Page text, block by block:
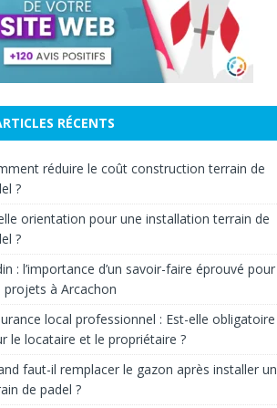
RÉCENTS
réduire le coût construction terrain de
?
orientation pour une installation terrain de
?
: l’importance d’un savoir-faire éprouvé pour
projets à Arcachon
local professionnel : Est-elle obligatoire
le locataire et le propriétaire ?
faut-il remplacer le gazon après installer un
de padel ?